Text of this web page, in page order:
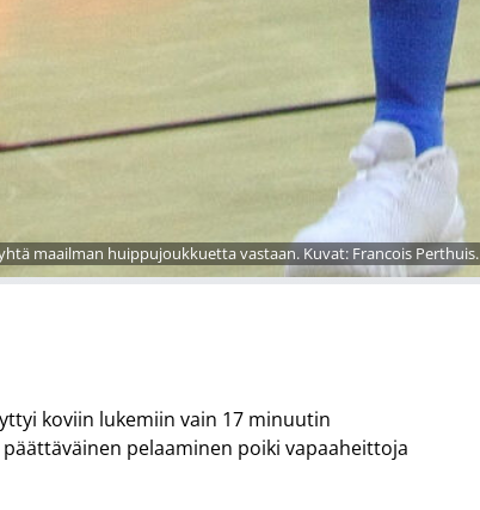
maailman huippujoukkuetta vastaan. Kuvat: Francois Perthuis.
koviin lukemiin vain 17 minuutin
pelaaminen poiki vapaaheittoja